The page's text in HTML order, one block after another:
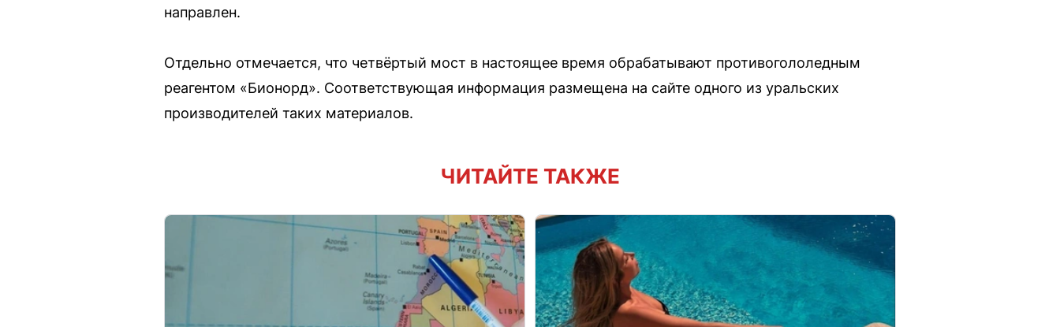
направлен.
Отдельно отмечается, что четвёртый мост в настоящее время обрабатывают противогололедным
реагентом «Бионорд». Соответствующая информация размещена на сайте одного из уральских
производителей таких материалов.
ЧИТАЙТЕ ТАКЖЕ